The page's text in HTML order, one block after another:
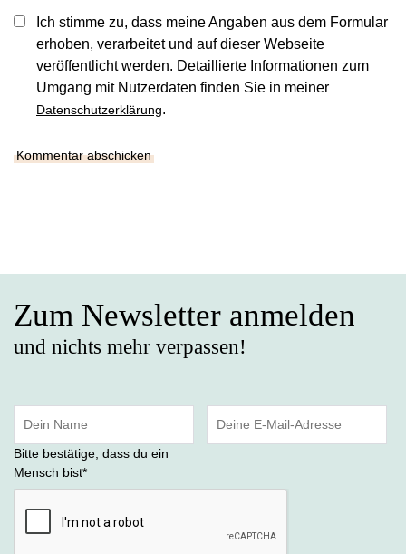
Ich stimme zu, dass meine Angaben aus dem Formular
erhoben, verarbeitet und auf dieser Webseite
veröffentlicht werden. Detaillierte Informationen zum
Umgang mit Nutzerdaten finden Sie in meiner
Datenschutzerklärung.
Zum Newsletter anmelden
und nichts mehr verpassen!
Bitte bestätige, dass du ein
Mensch bist*